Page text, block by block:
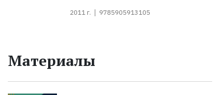
2011 г. 9785905913105
Материалы